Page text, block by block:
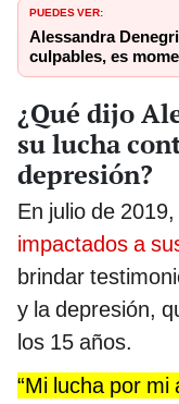
PUEDES VER:
Alessandra
culpables, es
¿Qué dijo
su lucha
depresión?
En julio de 2019,
impactados a
brindar
y la depresión,
los 15 años.
“Mi lucha por